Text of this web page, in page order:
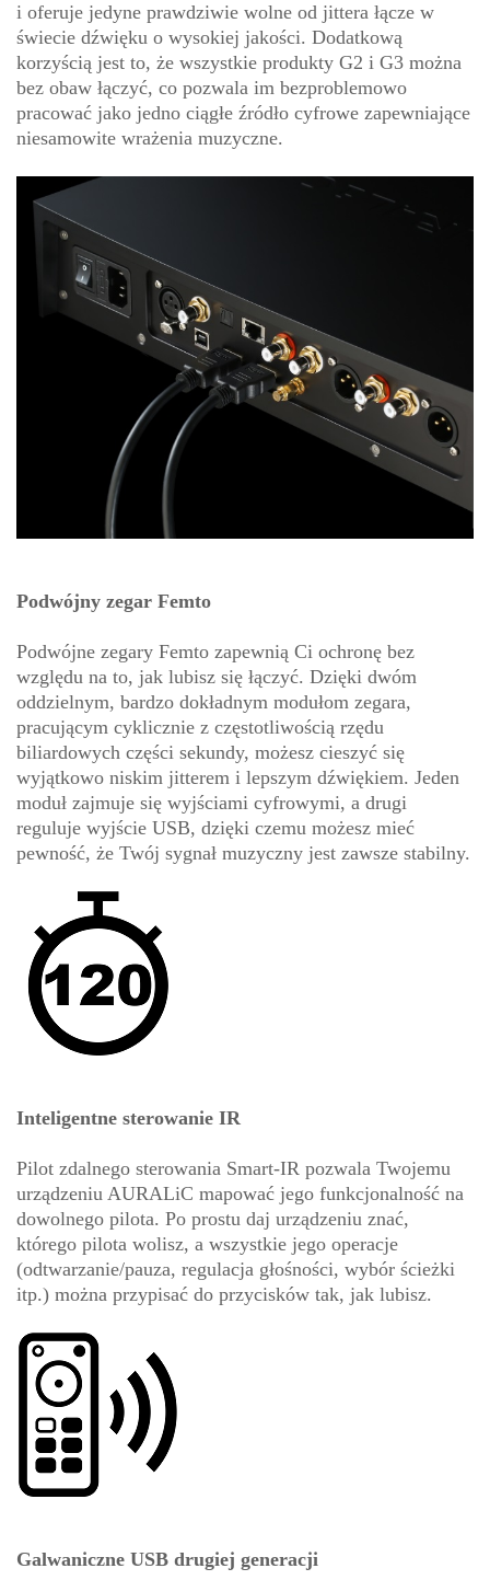
i oferuje jedyne prawdziwie wolne od jittera łącze w
świecie dźwięku o wysokiej jakości. Dodatkową
korzyścią jest to, że wszystkie produkty G2 i G3 można
bez obaw łączyć, co pozwala im bezproblemowo
pracować jako jedno ciągłe źródło cyfrowe zapewniające
niesamowite wrażenia muzyczne.
Podwójny zegar Femto
Podwójne zegary Femto zapewnią Ci ochronę bez
względu na to, jak lubisz się łączyć. Dzięki dwóm
oddzielnym, bardzo dokładnym modułom zegara,
pracującym cyklicznie z częstotliwością rzędu
biliardowych części sekundy, możesz cieszyć się
wyjątkowo niskim jitterem i lepszym dźwiękiem. Jeden
moduł zajmuje się wyjściami cyfrowymi, a drugi
reguluje wyjście USB, dzięki czemu możesz mieć
pewność, że Twój sygnał muzyczny jest zawsze stabilny.
Inteligentne sterowanie IR
Pilot zdalnego sterowania Smart-IR pozwala Twojemu
urządzeniu AURALiC mapować jego funkcjonalność na
dowolnego pilota. Po prostu daj urządzeniu znać,
którego pilota wolisz, a wszystkie jego operacje
(odtwarzanie/pauza, regulacja głośności, wybór ścieżki
itp.) można przypisać do przycisków tak, jak lubisz.
Galwaniczne USB drugiej generacji